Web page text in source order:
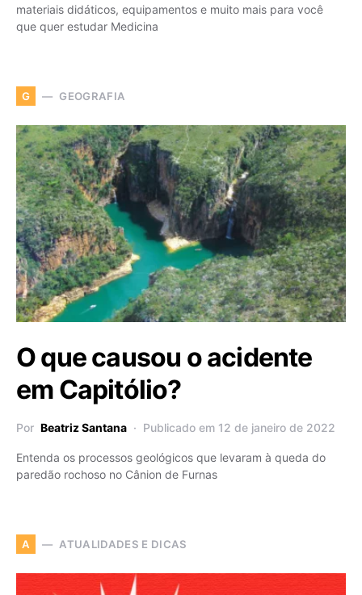
materiais didáticos, equipamentos e muito mais para você
que quer estudar Medicina
G GEOGRAFIA
O que causou o acidente
em Capitólio?
Por Beatriz Santana Publicado em 12 de janeiro de 2022
Entenda os processos geológicos que levaram à queda do
paredão rochoso no Cânion de Furnas
A ATUALIDADES E DICAS